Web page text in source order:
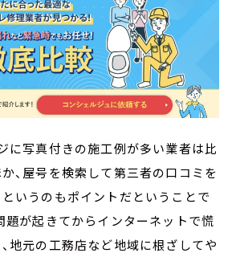
に写真付きの施工例が多い業者は比
、屋号を検索して第三者の口コミを
いうのもポイントだということで
題が起きてからインターネットで慌
地元の工務店など地域に根ざしてや